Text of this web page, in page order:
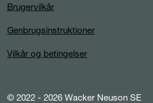
Brugervilkår
Genbrugsinstruktioner
Vilkår og betingelser
© 2022 - 2026 Wacker Neuson SE